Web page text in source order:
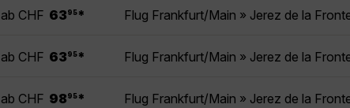
ab CHF 63 95 * Flug Frankfurt/Main » Jerez de la
ab CHF 63 95 * Flug Frankfurt/Main » Jerez de la
ab CHF 98 95 * Flug Frankfurt/Main » Jerez de la